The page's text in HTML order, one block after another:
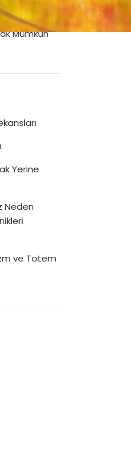
Gücü
Mümkün
Yerine
Neden
ve Totem